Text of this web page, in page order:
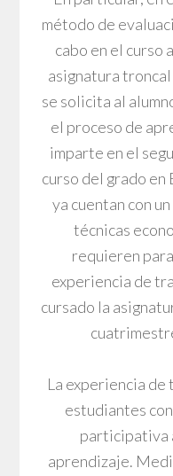
método de
cabo en el curso
asignatura
se solicita al
el proceso de
imparte en el
curso del grado en
ya cuentan con
técnicas
requieren
experiencia de
cursado la
La experiencia de
estudiantes
participativa
aprendizaje.